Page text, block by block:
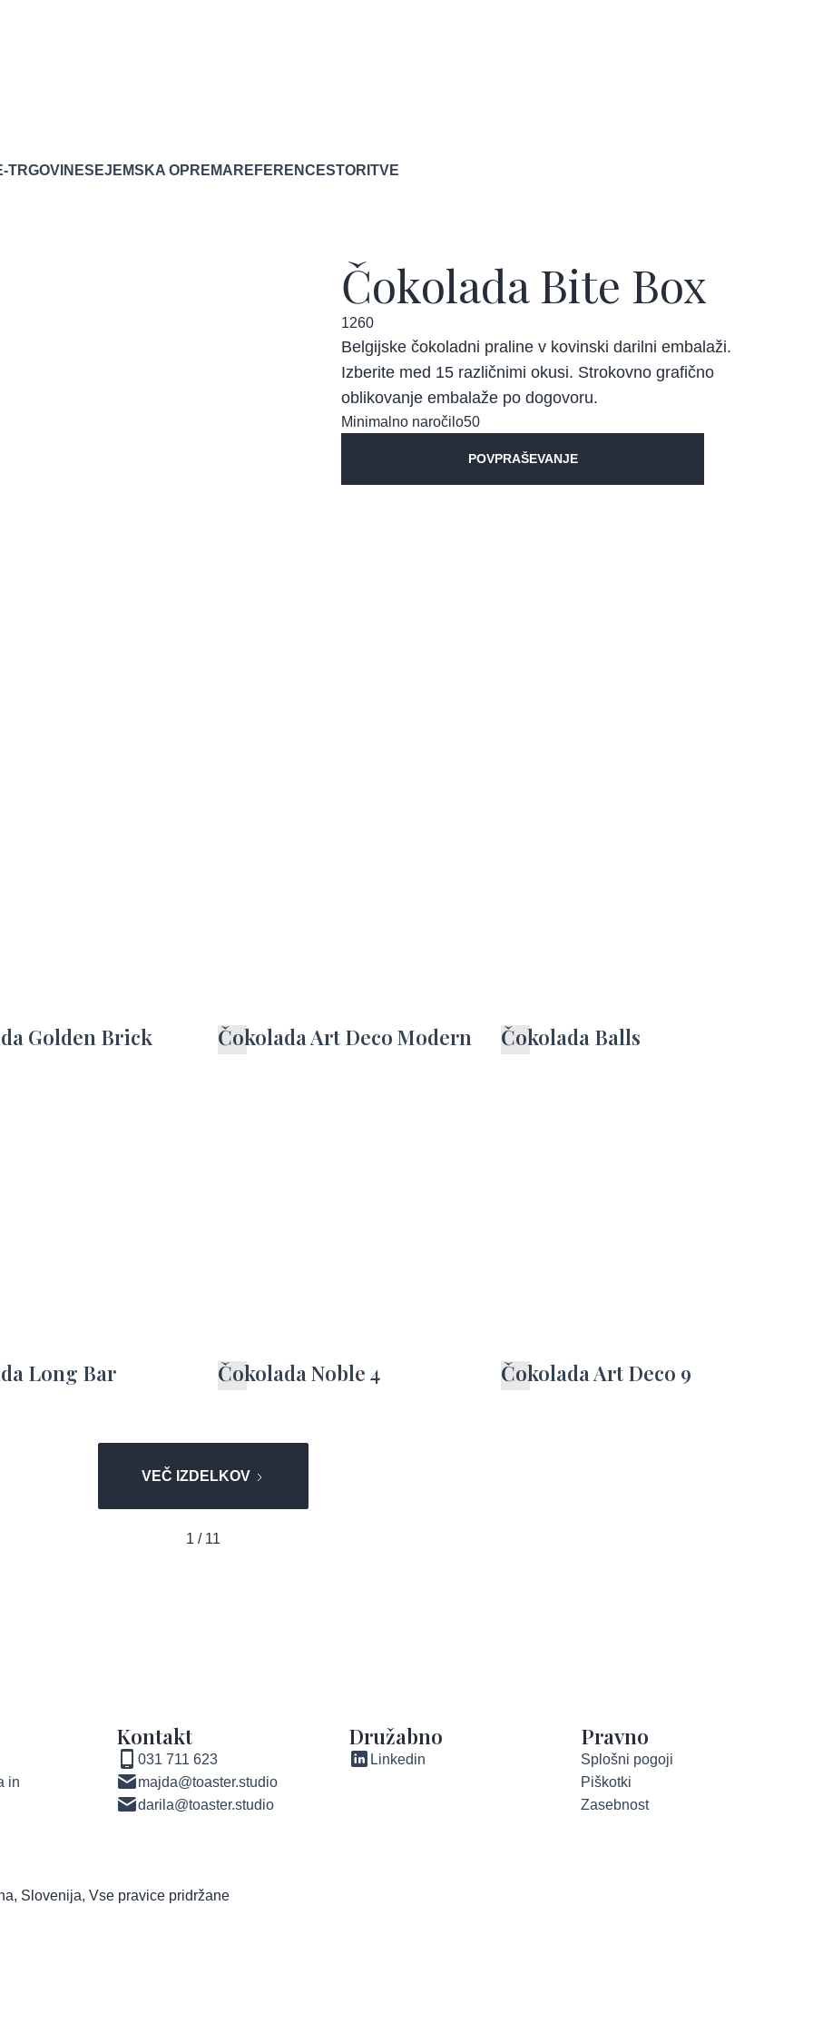
TRGOVINESEJEMSKA OPREMA REFERENCESTORITVE
Čokolada Bite Box
1260
Belgijske čokoladni praline v kovinski darilni embalaži.
Izberite med 15 različnimi okusi. Strokovno grafično
oblikovanje embalaže po dogovoru.
Minimalno naročilo50
POVPRAŠEVANJE
Golden Brick Čokolada Art Deco Modern Čokolada Balls
Long Bar Čokolada Noble 4 Čokolada Art Deco 9
VEČ IZDELKOV
1 / 11
in
Kontakt
031 711 623
majda@toaster.studio
darila@toaster.studio
Družabno
Linkedin
Pravno
Splošni pogoji
Piškotki
Zasebnost
Slovenija, Vse pravice pridržane